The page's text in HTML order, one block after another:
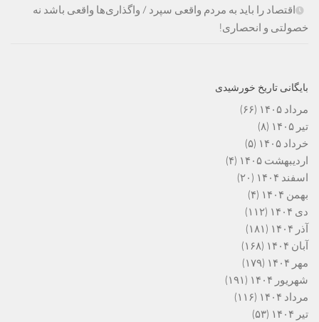
اقتصاد را باید به مردم واقعی سپرد / واگذاری‌ها واقعی باشد نه
خصولتی و انحصاری!
بایگانی تاریخ خورشیدی
مرداد ۱۴۰۵
(۶۶)
تیر ۱۴۰۵
(۸)
خرداد ۱۴۰۵
(۵)
اردیبهشت ۱۴۰۵
(۴)
اسفند ۱۴۰۴
(۲۰)
بهمن ۱۴۰۴
(۴)
دی ۱۴۰۴
(۱۱۲)
آذر ۱۴۰۴
(۱۸۱)
آبان ۱۴۰۴
(۱۶۸)
مهر ۱۴۰۴
(۱۷۹)
شهریور ۱۴۰۴
(۱۹۱)
مرداد ۱۴۰۴
(۱۱۶)
تیر ۱۴۰۴
(۵۳)